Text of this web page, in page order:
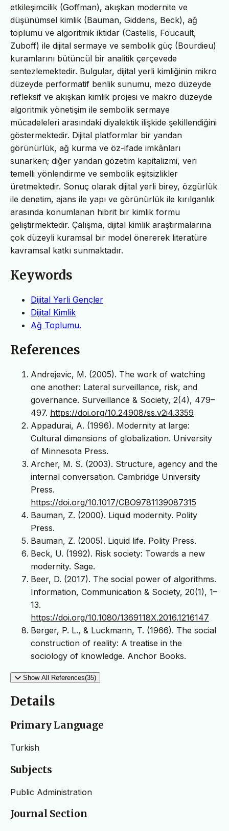
etkileşimcilik (Goffman), akışkan modernite ve
düşünümsel kimlik (Bauman, Giddens, Beck), ağ
toplumu ve algoritmik iktidar (Castells, Foucault,
Zuboff) ile dijital sermaye ve sembolik güç (Bourdieu)
kuramlarını bütüncül bir analitik çerçevede
sentezlemektedir. Bulgular, dijital yerli kimliğinin mikro
düzeyde performatif benlik sunumu, mezo düzeyde
refleksif ve akışkan kimlik projesi ve makro düzeyde
algoritmik yönetişim ile sembolik sermaye
mücadeleleri arasındaki diyalektik ilişkide şekillendiğini
göstermektedir. Dijital platformlar bir yandan
görünürlük, ağ kurma ve öz-ifade imkânları
sunarken; diğer yandan gözetim kapitalizmi, veri
temelli yönlendirme ve sembolik eşitsizlikler
üretmektedir. Sonuç olarak dijital yerli birey, özgürlük
ile denetim, ajans ile yapı ve görünürlük ile kırılganlık
arasında konumlanan hibrit bir kimlik formu
geliştirmektedir. Çalışma, dijital kimlik araştırmalarına
çok düzeyli kuramsal bir model önererek literatüre
kavramsal katkı sunmaktadır.
Keywords
Dijital Yerli Gençler
Dijital Kimlik
Ağ Toplumu.
References
Andrejevic, M. (2005). The work of watching
one another: Lateral surveillance, risk, and
governance. Surveillance & Society, 2(4), 479–
497. https://doi.org/10.24908/ss.v2i4.3359
Appadurai, A. (1996). Modernity at large:
Cultural dimensions of globalization. University
of Minnesota Press.
Archer, M. S. (2003). Structure, agency and the
internal conversation. Cambridge University
Press.
https://doi.org/10.1017/CBO9781139087315
Bauman, Z. (2000). Liquid modernity. Polity
Press.
Bauman, Z. (2005). Liquid life. Polity Press.
Beck, U. (1992). Risk society: Towards a new
modernity. Sage.
Beer, D. (2017). The social power of algorithms.
Information, Communication & Society, 20(1), 1–
13.
https://doi.org/10.1080/1369118X.2016.1216147
Berger, P. L., & Luckmann, T. (1966). The social
construction of reality: A treatise in the
sociology of knowledge. Anchor Books.
Show All References(35)
Details
Primary Language
Turkish
Subjects
Public Administration
Journal Section